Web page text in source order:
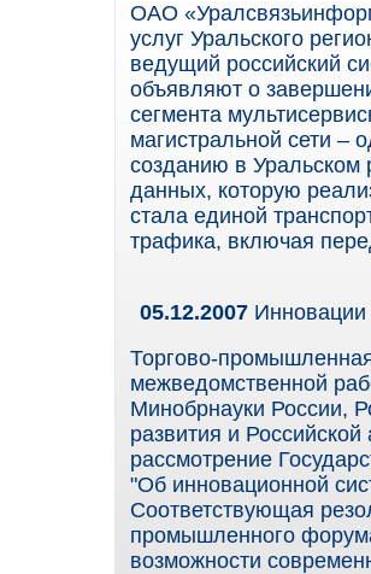
ОАО
услуг Уральского
ведущий российский
объявляют о
сегмента
магистральной сети –
созданию в Уральском
данных, которую
стала единой
трафика, включая
05.12.2007 Инновации
Торгово-
межведомственной
Минобрнауки России,
развития и
рассмотрение
"Об инновационной
Соответствующая
промышленного
возможности